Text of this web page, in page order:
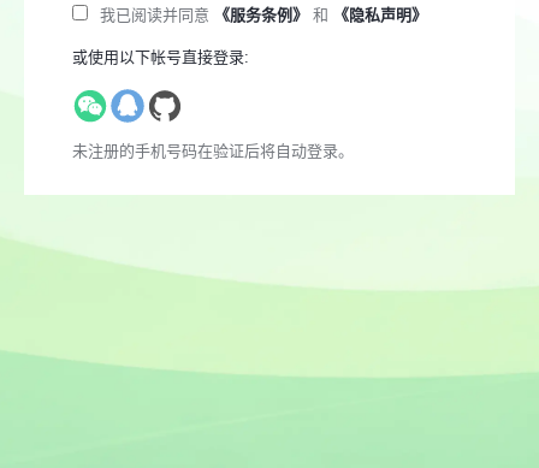
我已阅读并同意 《服务条例》 和 《隐私声明》
或使用以下帐号直接登录:
未注册的手机号码在验证后将自动登录。